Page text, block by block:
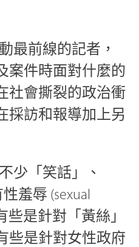
最前線的記者，
案件時面對什麼的
社會撕裂的政治衝
採訪和報導加上另
少「笑話」、
羞辱 (sexual
些是針對「黃絲」
些是針對女性政府